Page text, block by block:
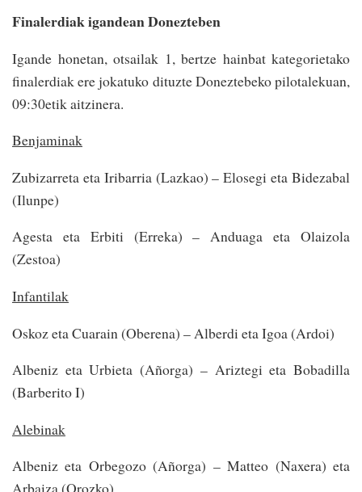
Finalerdiak igandean Donezteben
Igande honetan, otsailak 1, bertze hainbat kategorietako
finalerdiak ere jokatuko dituzte Doneztebeko pilotalekuan,
09:30etik aitzinera.
Benjaminak
Zubizarreta eta Iribarria (Lazkao) – Elosegi eta Bidezabal
(Ilunpe)
Agesta eta Erbiti (Erreka) – Anduaga eta Olaizola
(Zestoa)
Infantilak
Oskoz eta Cuarain (Oberena) – Alberdi eta Igoa (Ardoi)
Albeniz eta Urbieta (Añorga) – Ariztegi eta Bobadilla
(Barberito I)
Alebinak
Albeniz eta Orbegozo (Añorga) – Matteo (Naxera) eta